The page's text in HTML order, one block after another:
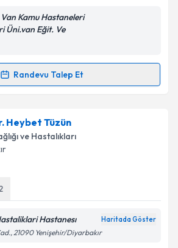
işlenmesine ilişkin
ve kişisel verilerimin belirtilen
Talebini Gönder
Van Kamu Hastaneleri
Üni.van Eğit. Ve
Randevu Talep Et
Talebi
Ayça Cimbekiçin randevu takvimi
Size bu uzmandan randevu almanız
e-posta ile
Heybet Tüzün
ve Hastalıkları
Hastanesı Haritada Göster
21090 Yenişehir/Diyarbakır